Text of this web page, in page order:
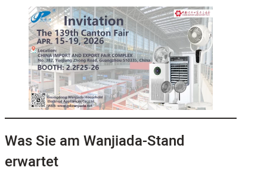
Was Sie am Wanjiada-Stand
erwartet